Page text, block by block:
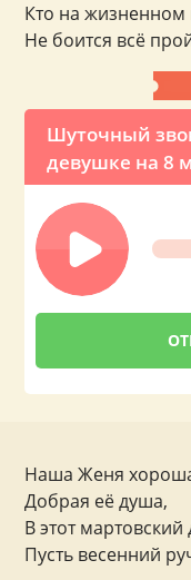
Милана
Раиса
Светлана
Элина Эльвира
Шуточный
девушке на 8
Кто на жизненном
Не боится всё
Наша Женя
Добрая её душа,
В этот мартовский
Пусть весенний